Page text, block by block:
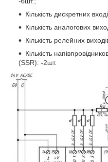
Кількість дискретних
Кількість аналогових
Кількість релейних
Кількість
(SSR): -2шт.